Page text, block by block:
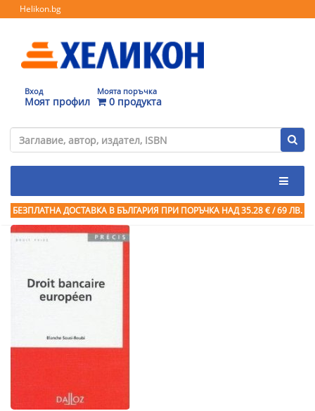
Helikon.bg
Вход
Моят профил
Моята поръчка
0 продукта
БЕЗПЛАТНА ДОСТАВКА В БЪЛГАРИЯ ПРИ ПОРЪЧКА НАД 35.28 € / 69 ЛВ.